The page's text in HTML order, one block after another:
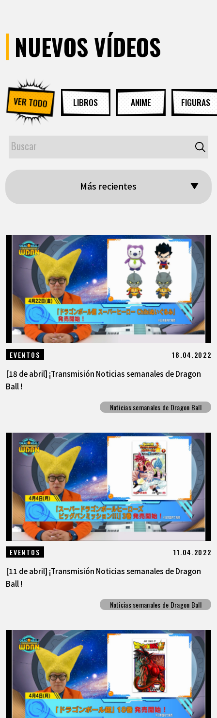
NUEVOS VÍDEOS
VER TODO LIBROS ANIME FIGURAS
Más recientes
EVENTOS 18.04.2022
[18 de abril] ¡Transmisión Noticias semanales de Dragon
Ball !
Noticias semanales de Dragon Ball
EVENTOS 11.04.2022
[11 de abril] ¡Transmisión Noticias semanales de Dragon
Ball !
Noticias semanales de Dragon Ball